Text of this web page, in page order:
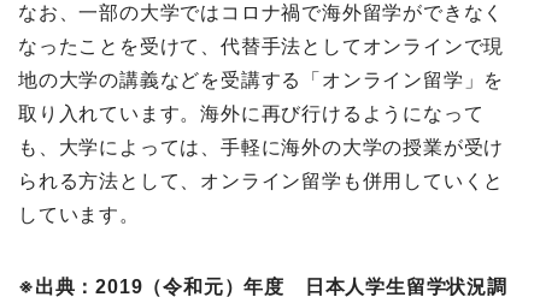
なお、一部の大学ではコロナ禍で海外留学ができなく
なったことを受けて、代替手法としてオンラインで現
地の大学の講義などを受講する「オンライン留学」を
取り入れています。海外に再び行けるようになって
も、大学によっては、手軽に海外の大学の授業が受け
られる方法として、オンライン留学も併用していくと
しています。
※出典：2019（令和元）年度 日本人学生留学状況調